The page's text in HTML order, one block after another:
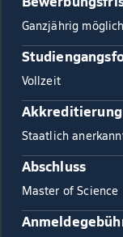
Ganzjährig möglich
Vollzeit
Akkreditierung
Staatlich
Abschluss
Master of Science